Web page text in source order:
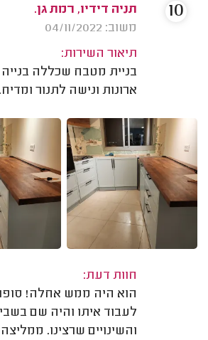
תניה דידיו, רמת גן.
משוב: 04/11/2022
תיאור השירות:
בניית מטבח שכללה
ארונות ונישה לתנור ומדיח.
חוות דעת:
הוא היה ממש אחלה!
לעבוד איתו והיה שם
והשינויים שרצינו.
10